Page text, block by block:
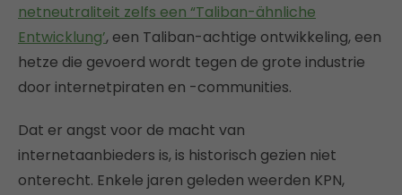
netneutraliteit zelfs een “Taliban-ähnliche
Entwicklung’, een Taliban-achtige ontwikkeling, een
hetze die gevoerd wordt tegen de grote industrie
door internetpiraten en -communities.
Dat er angst voor de macht van
internetaanbieders is, is historisch gezien niet
onterecht. Enkele jaren geleden weerden KPN,